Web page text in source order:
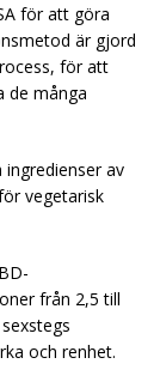
för att göra
är gjord
för att
de många
av
vegetarisk
från 2,5 till
och renhet.